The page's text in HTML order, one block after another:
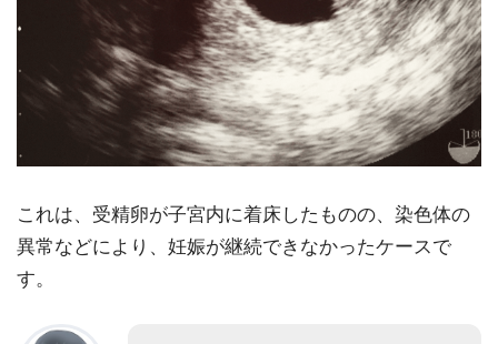
これは、受精卵が子宮内に着床したものの、染色体の
異常などにより、妊娠が継続できなかったケースで
す。